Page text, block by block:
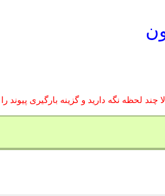
لحظه نگه دارید و گزینه بارگیری پیوند را